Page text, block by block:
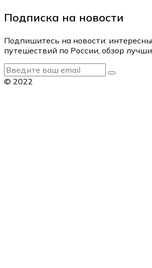
Подписка на новости
Подпишитесь на новости:
путешествий по России, обзор
© 2022